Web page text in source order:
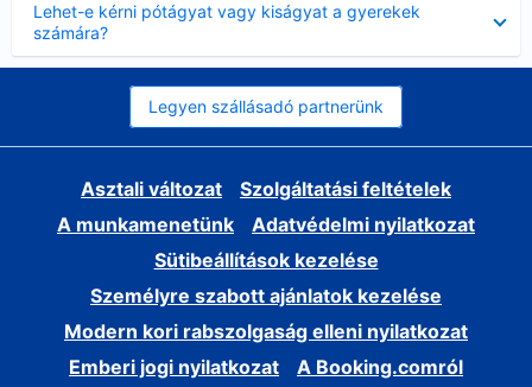
Lehet-e kérni pótágyat vagy kiságyat a gyerekek
számára?
Legyen szállásadó partnerünk
Asztali változat
Szolgáltatási feltételek
A munkamenetünk
Adatvédelmi nyilatkozat
Sütibeállítások kezelése
Személyre szabott ajánlatok kezelése
Modern kori rabszolgaság elleni nyilatkozat
Emberi jogi nyilatkozat
A Booking.comról